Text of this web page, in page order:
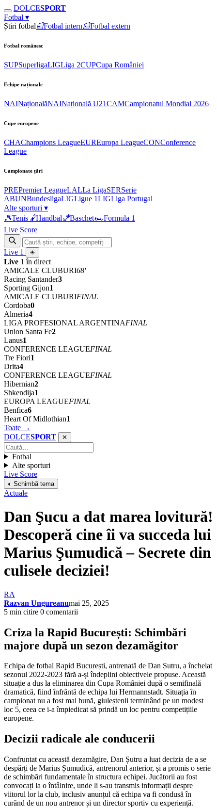
DOLCESPORT
Fotbal ▾
Știri fotbal📰Fotbal intern📰Fotbal extern
Fotbal românesc
SUPSuperligaLIGLiga 2CUPCupa României
Echipe naționale
NAINaționalăNAINațională U21CAMCampionatul Mondial 2026
Cupe europene
CHAChampions LeagueEUREuropa LeagueCONConference
League
Campionate țări
PREPremier LeagueLALLa LigaSERSerie
ABUNBundesligaLIGLigue 1LIGLiga Portugal
Alte sporturi ▾
🎾Tenis 🤾Handbal🏀Baschet🏎Formula 1
Live Score
Live 1 ☀
Live 1 în direct
AMICALE CLUBURI68'
Racing Santander3
Sporting Gijon1
AMICALE CLUBURIFINAL
Cordoba0
Almeria4
LIGA PROFESIONAL ARGENTINAFINAL
Union Santa Fe2
Lanus1
CONFERENCE LEAGUEFINAL
Tre Fiori1
Drita4
CONFERENCE LEAGUEFINAL
Hibernian2
Shkendija1
EUROPA LEAGUEFINAL
Benfica6
Heart Of Midlothian1
Toate →
DOLCESPORT ✕
Fotbal
Alte sporturi
Live Score
◐ Schimbă tema
Actuale
Dan Şucu a dat marea lovitură!
Descoperă cine îi va succeda lui
Marius Şumudică – Secrete din
culisele deciziei!
RA
Razvan Ungureanumai 25, 2025
5 min citire 0 comentarii
Criza la Rapid București: Schimbări
majore după un sezon dezamăgitor
Echipa de fotbal Rapid București, antrenată de Dan Șutru, a încheiat
sezonul 2022-2023 fără a-și îndeplini obiectivele propuse. Această
situație a dus la eliminarea din Cupa României după o semifinală
dramatică, fiind înfrântă de echipa lui Hermannstadt. Situația în
campionat nu a fost mai bună, giuleștenii terminând pe un modest
loc 5, ceea ce i-a împiedicat să prindă un loc pentru competițiile
europene.
Decizii radicale ale conducerii
Confruntat cu această dezamăgire, Dan Șutru a luat decizia de a se
despărți de Marius Șumudică, antrenorul anterior, și a promis o serie
de schimbări fundamentale în structura echipei. Jucătorii au fost
convocați la o întâlnire, unde li s-au transmis informații despre
viitorul lor la club, inclusiv anunțul că echipa va fi condusă în
curând de un nou antrenor și un director sportiv cu experiență.